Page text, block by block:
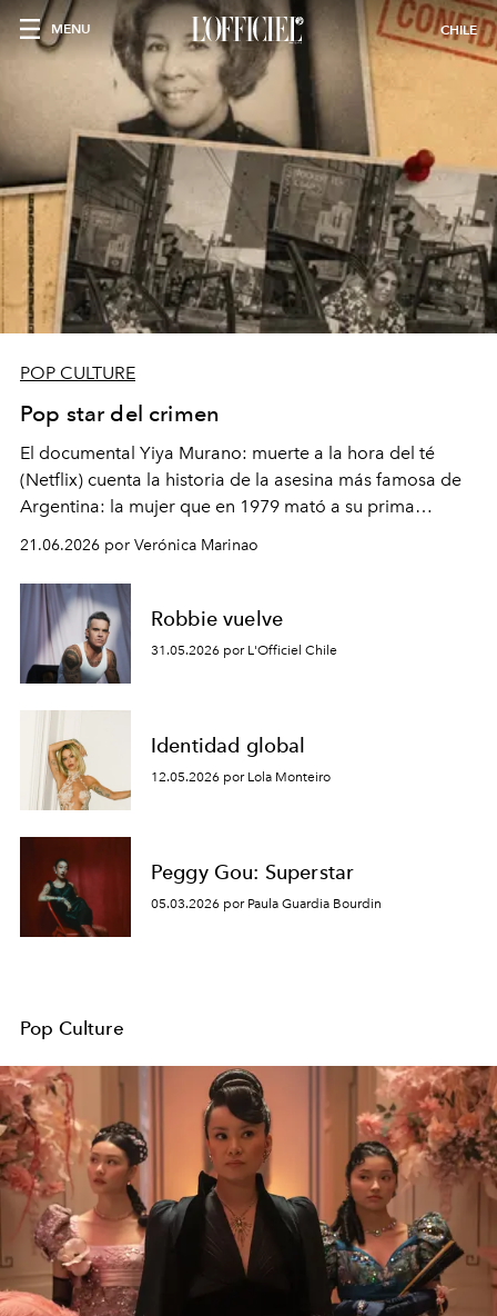
MENU CHILE
POP CULTURE
Pop star del crimen
El documental Yiya Murano: muerte a la hora del té
(Netflix) cuenta la historia de la asesina más famosa de
Argentina: la mujer que en 1979 mató a su prima
cianuro. En esta
Hartmann, explica que si bien la película
nueva teoría sobre la manera en que las víctimas
ingirieron el veneno, lo central es que propone una
reflexión social acerca de cómo esta
como pocas veces se ha hecho, un lugar respetuoso a
las víctimas.
21.06.2026 por Verónica Marinao
Robbie vuelve
31.05.2026 por L'Officiel Chile
Identidad global
12.05.2026 por Lola Monteiro
Peggy Gou: Superstar
05.03.2026 por Paula Guardia Bourdin
Pop Culture